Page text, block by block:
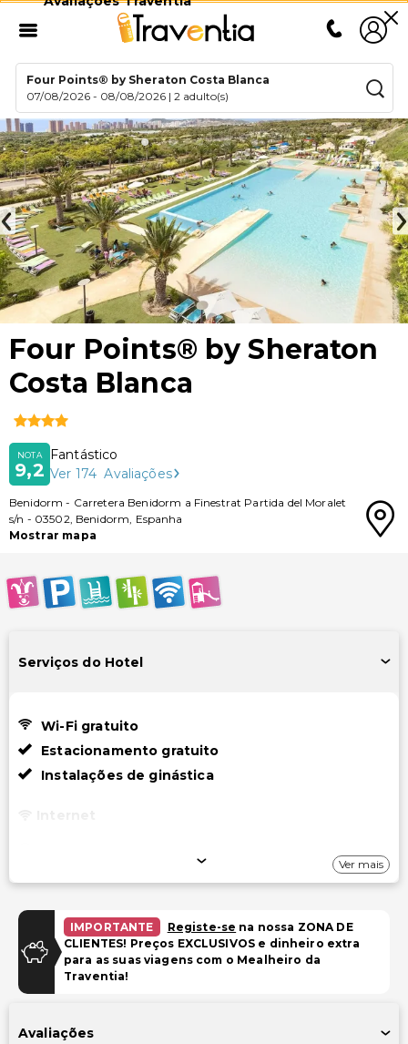
Four Points® by Sheraton Costa Blanca
07/08/2026 - 08/08/2026 |2 adulto(s)
Four Points® by Sheraton
Costa Blanca
NOTA
9,2
Fantástico
Ver 174 Avaliações
Benidorm - Carretera Benidorm a Finestrat Partida del Moralet
s/n - 03502, Benidorm, Espanha
Mostrar mapa
Serviços do Hotel
Wi-Fi gratuito
Estacionamento gratuito
Instalações de ginástica
Estacionamento
Estacionamento gratuito
Garagem
Piscina ao ar livre sazonal
Ver mais
IMPORTANTE Registe-se na nossa ZONA DE
CLIENTES! Preços EXCLUSIVOS e dinheiro extra
para as suas viagens com o Mealheiro da
Traventia!
Avaliações